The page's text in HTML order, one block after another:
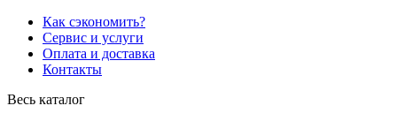
Как сэкономить?
Сервис и услуги
Оплата и доставка
Контакты
Весь каталог